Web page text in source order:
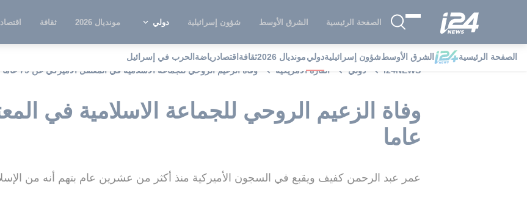
الصفحة الرئيسية الشرق الأوسط شؤون إسرائيلية دولي مونديال 2026 ثقافة اقتصاد
الصفحة الرئيسية الشرق الأوسطشؤون إسرائيليةدوليمونديال 2026 ثقافة اقتصادرياضة الحرب في إسرائيل
i24NEWS
دولي القارة الامريكية وفاة الزعيم الروحي للجماعة الاسلامية في المعتقل الأميركي عن 79 عاما
عاما
عمر عبد الرحمن كفيف ويقبع في السجون الأميركية منذ أكثر من عشرين عام بتهم أنه من